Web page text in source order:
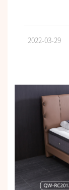
2022-03-29